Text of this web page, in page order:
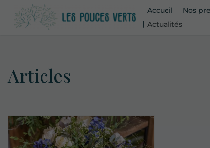
Accueil Nos
Actualités
Articles